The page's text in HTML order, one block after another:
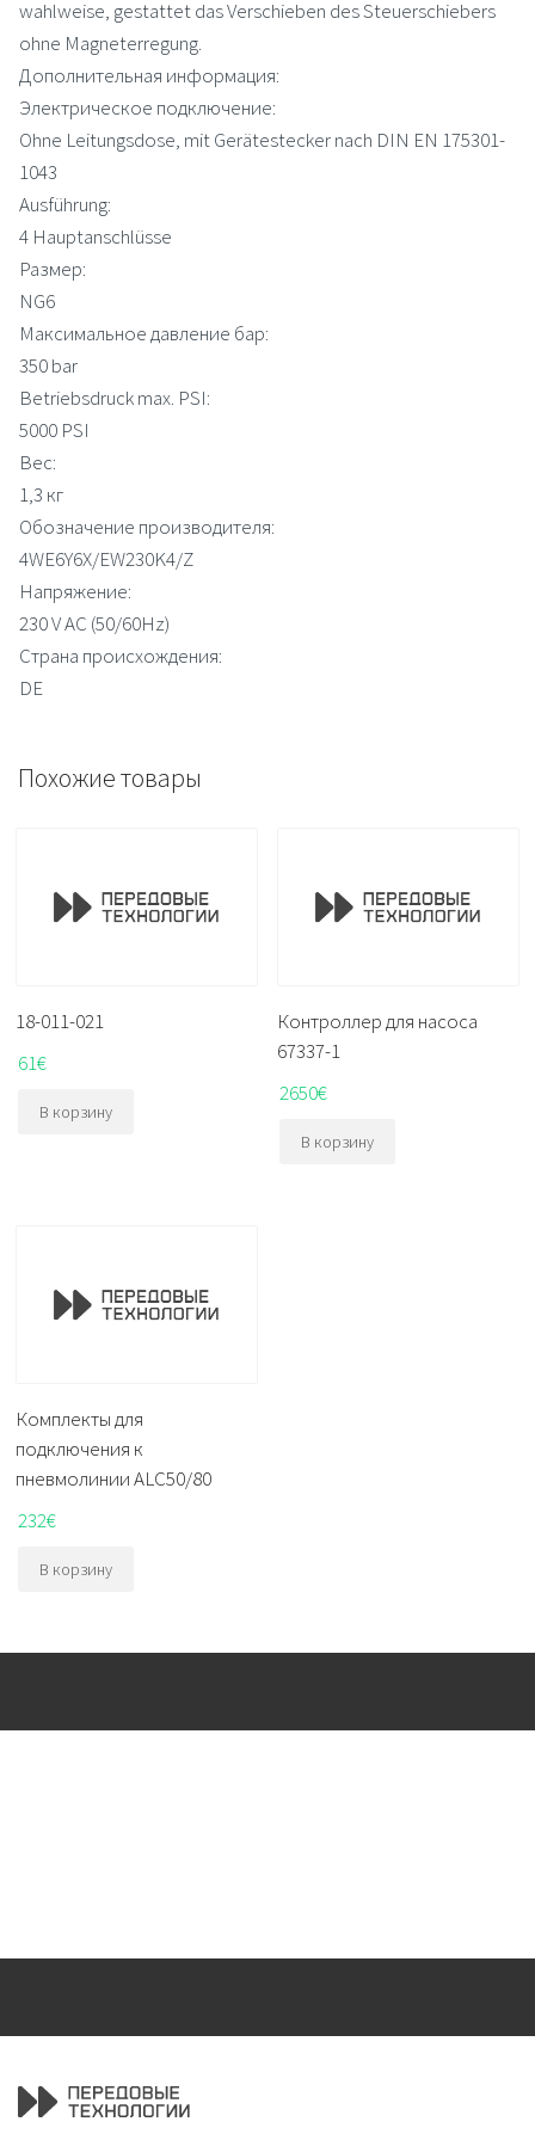
wahlweise, gestattet das Verschieben des Steuerschiebers
ohne Magneterregung.
Дополнительная информация:
Электрическое подключение:
Ohne Leitungsdose, mit Gerätestecker nach DIN EN 175301-
1043
Ausführung:
4 Hauptanschlüsse
Размер:
NG6
Максимальное давление бар:
350 bar
Betriebsdruck max. PSI:
5000 PSI
Вес:
1,3 кг
Обозначение производителя:
4WE6Y6X/EW230K4/Z
Напряжение:
230 V AC (50/60Hz)
Страна происхождения:
DE
Похожие товары
18-011-021
61€
В корзину
Контроллер для насоса
67337-1
2650€
В корзину
Комплекты для
подключения к
пневмолинии ALC50/80
232€
В корзину